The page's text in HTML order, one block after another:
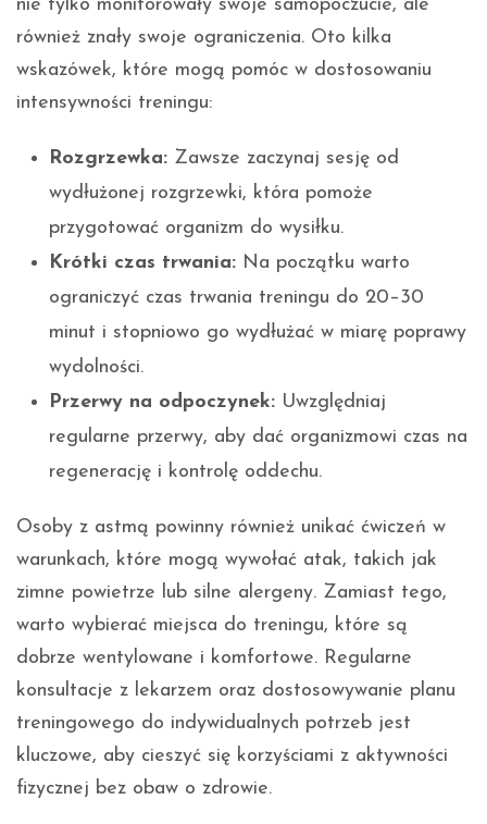
nie tylko monitorowały swoje samopoczucie, ale
również znały swoje ograniczenia. Oto kilka
wskazówek, które mogą pomóc w dostosowaniu
intensywności treningu:
Rozgrzewka: Zawsze zaczynaj sesję od
wydłużonej rozgrzewki, która pomoże
przygotować organizm do wysiłku.
Krótki czas trwania: Na początku warto
ograniczyć czas trwania treningu do 20–30
minut i stopniowo go wydłużać w miarę poprawy
wydolności.
Przerwy na odpoczynek: Uwzględniaj
regularne przerwy, aby dać organizmowi czas na
regenerację i kontrolę oddechu.
Osoby z astmą powinny również unikać ćwiczeń w
warunkach, które mogą wywołać atak, takich jak
zimne powietrze lub silne alergeny. Zamiast tego,
warto wybierać miejsca do treningu, które są
dobrze wentylowane i komfortowe. Regularne
konsultacje z lekarzem oraz dostosowywanie planu
treningowego do indywidualnych potrzeb jest
kluczowe, aby cieszyć się korzyściami z aktywności
fizycznej bez obaw o zdrowie.